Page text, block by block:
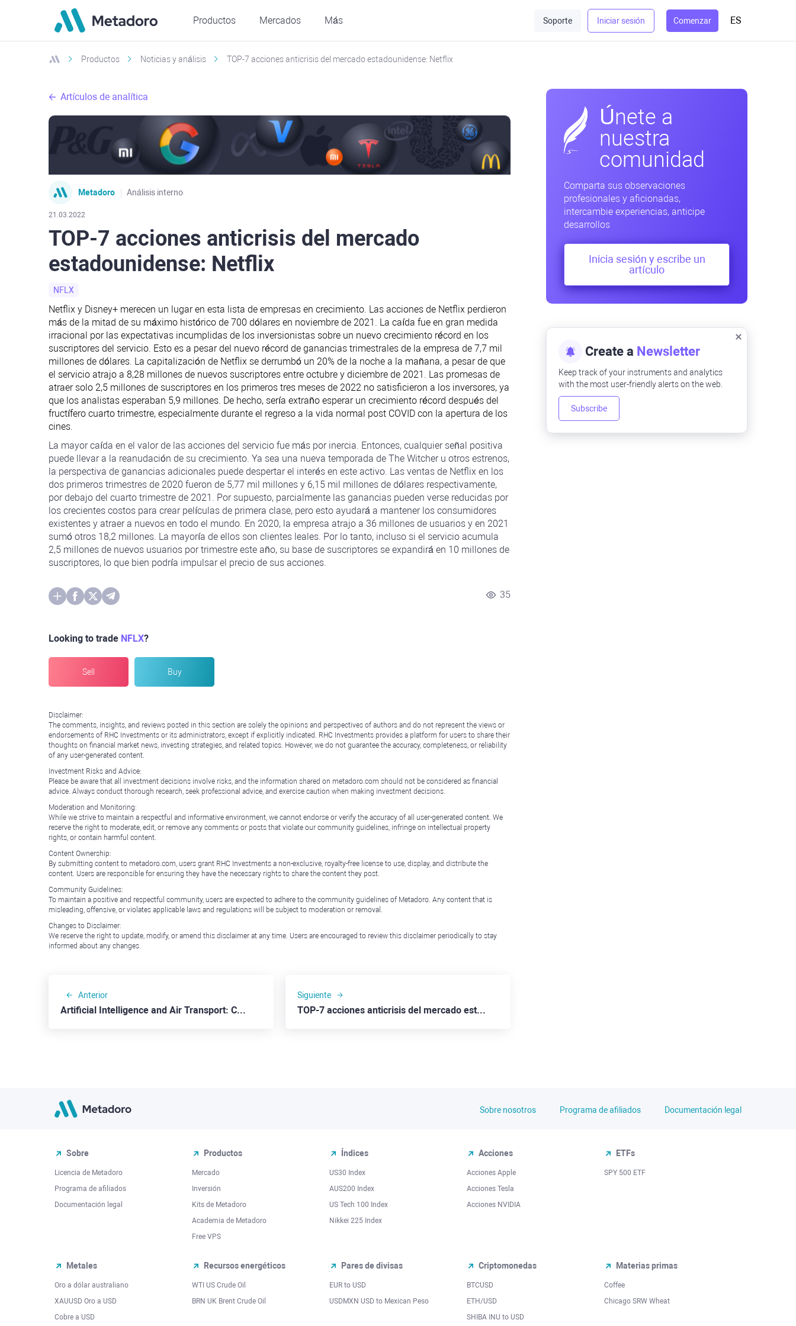
Productos Mercados Más Soporte Iniciar sesión Comenzar ES
Productos Noticias y análisis TOP-7 acciones anticrisis del mercado estadounidense: Netflix
Artículos de analítica
Metadoro Análisis interno
21.03.2022
TOP-7 acciones anticrisis del mercado
estadounidense: Netflix
NFLX
Netflix y Disney+ merecen un lugar en esta lista de empresas en crecimiento. Las acciones de Netflix perdieron
más de la mitad de su máximo histórico de 700 dólares en noviembre de 2021. La caída fue en gran medida
irracional por las expectativas incumplidas de los inversionistas sobre un nuevo crecimiento récord en los
suscriptores del servicio. Esto es a pesar del nuevo récord de ganancias trimestrales de la empresa de 7,7 mil
millones de dólares. La capitalización de Netflix se derrumbó un 20% de la noche a la mañana, a pesar de que
el servicio atrajo a 8,28 millones de nuevos suscriptores entre octubre y diciembre de 2021. Las promesas de
atraer solo 2,5 millones de suscriptores en los primeros tres meses de 2022 no satisficieron a los inversores, ya
que los analistas esperaban 5,9 millones. De hecho, sería extraño esperar un crecimiento récord después del
fructífero cuarto trimestre, especialmente durante el regreso a la vida normal post COVID con la apertura de los
cines.
La mayor caída en el valor de las acciones del servicio fue más por inercia. Entonces, cualquier señal positiva
puede llevar a la reanudación de su crecimiento. Ya sea una nueva temporada de The Witcher u otros estrenos,
la perspectiva de ganancias adicionales puede despertar el interés en este activo. Las ventas de Netflix en los
dos primeros trimestres de 2020 fueron de 5,77 mil millones y 6,15 mil millones de dólares respectivamente,
por debajo del cuarto trimestre de 2021. Por supuesto, parcialmente las ganancias pueden verse reducidas por
los crecientes costos para crear películas de primera clase, pero esto ayudará a mantener los consumidores
existentes y atraer a nuevos en todo el mundo. En 2020, la empresa atrajo a 36 millones de usuarios y en 2021
sumó otros 18,2 millones. La mayoría de ellos son clientes leales. Por lo tanto, incluso si el servicio acumula
2,5 millones de nuevos usuarios por trimestre este año, su base de suscriptores se expandirá en 10 millones de
suscriptores, lo que bien podría impulsar el precio de sus acciones.
35
Looking to trade NFLX?
Sell Buy
Disclaimer:
The comments, insights, and reviews posted in this section are solely the opinions and perspectives of authors and do not represent the views or
endorsements of RHC Investments or its administrators, except if explicitly indicated. RHC Investments provides a platform for users to share their
thoughts on financial market news, investing strategies, and related topics. However, we do not guarantee the accuracy, completeness, or reliability
of any user-generated content.
Investment Risks and Advice:
Please be aware that all investment decisions involve risks, and the information shared on metadoro.com should not be considered as financial
advice. Always conduct thorough research, seek professional advice, and exercise caution when making investment decisions.
Moderation and Monitoring:
While we strive to maintain a respectful and informative environment, we cannot endorse or verify the accuracy of all user-generated content. We
reserve the right to moderate, edit, or remove any comments or posts that violate our community guidelines, infringe on intellectual property
rights, or contain harmful content.
Content Ownership:
By submitting content to metadoro.com, users grant RHC Investments a non-exclusive, royalty-free license to use, display, and distribute the
content. Users are responsible for ensuring they have the necessary rights to share the content they post.
Community Guidelines:
To maintain a positive and respectful community, users are expected to adhere to the community guidelines of Metadoro. Any content that is
misleading, offensive, or violates applicable laws and regulations will be subject to moderation or removal.
Changes to Disclaimer:
We reserve the right to update, modify, or amend this disclaimer at any time. Users are encouraged to review this disclaimer periodically to stay
informed about any changes.
Anterior
Artificial Intelligence and Air Transport: C3.ai
Siguiente
TOP-7 acciones anticrisis del mercado estadounidense: Walmart
Únete a
nuestra
comunidad
Comparta sus observaciones
profesionales y aficionadas,
intercambie experiencias, anticipe
desarrollos
Inicia sesión y escribe un
artículo
Create a Newsletter
Keep track of your instruments and analytics
with the most user-friendly alerts on the web.
Subscribe
Sobre nosotros Programa de afiliados Documentación legal
Sobre
Licencia de Metadoro
Programa de afiliados
Documentación legal
Productos
Mercado
Inversión
Kits de Metadoro
Academia de Metadoro
Free VPS
Índices
US30 Index
AUS200 Index
US Tech 100 Index
Nikkei 225 Index
Acciones
Acciones Apple
Acciones Tesla
Acciones NVIDIA
ETFs
SPY 500 ETF
Metales
Oro a dólar australiano
XAUUSD Oro a USD
Cobre a USD
Recursos energéticos
WTI US Crude Oil
BRN UK Brent Crude Oil
Pares de divisas
EUR to USD
USDMXN USD to Mexican Peso
Criptomonedas
BTCUSD
ETH/USD
SHIBA INU to USD
Materias primas
Coffee
Chicago SRW Wheat